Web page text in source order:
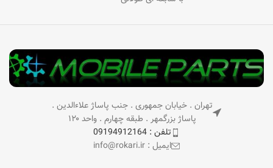
تهران . خیابان جمهوری . جنب پاساژ علاءالدین .
پاساژ بزرگمهر . طبقه چهارم . واحد ۱۲۰
تلفن : 09194912164
ایمیل : info@rokari.ir